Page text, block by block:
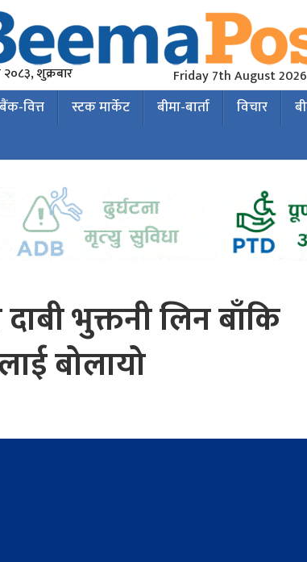
२०८३, शुक्रबार Friday 7th August 2026
बैंक-वित्त स्टक मार्केट बीमा-बार्ता विचार
भुक्तनी लिन बाँकि
बोलायो